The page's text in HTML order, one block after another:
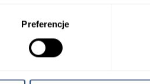
Preferencje